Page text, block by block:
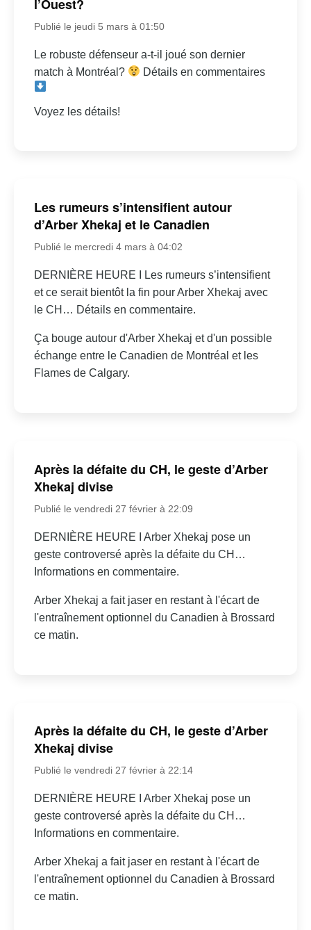
l’Ouest?
Publié le jeudi 5 mars à 01:50
Le robuste défenseur a-t-il joué son dernier
match à Montréal?
Détails en commentaires
Voyez les détails!
Les rumeurs s’intensifient autour
d’Arber Xhekaj et le Canadien
Publié le mercredi 4 mars à 04:02
DERNIÈRE HEURE I Les rumeurs s’intensifient
et ce serait bientôt la fin pour Arber Xhekaj avec
le CH… Détails en commentaire.
Ça bouge autour d'Arber Xhekaj et d'un possible
échange entre le Canadien de Montréal et les
Flames de Calgary.
Après la défaite du CH, le geste d’Arber
Xhekaj divise
Publié le vendredi 27 février à 22:09
DERNIÈRE HEURE I Arber Xhekaj pose un
geste controversé après la défaite du CH…
Informations en commentaire.
Arber Xhekaj a fait jaser en restant à l'écart de
l'entraînement optionnel du Canadien à Brossard
ce matin.
Après la défaite du CH, le geste d’Arber
Xhekaj divise
Publié le vendredi 27 février à 22:14
DERNIÈRE HEURE I Arber Xhekaj pose un
geste controversé après la défaite du CH…
Informations en commentaire.
Arber Xhekaj a fait jaser en restant à l'écart de
l'entraînement optionnel du Canadien à Brossard
ce matin.